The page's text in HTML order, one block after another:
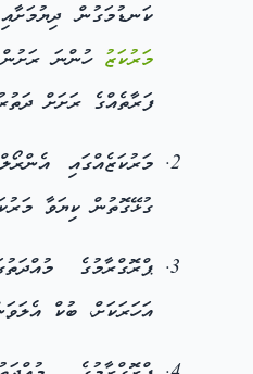
ކަނޑުމަގުން
މަރުކަޒު ހުންނަ
ފަރާތެއްގެ ރަށަށް
މަރުކަޒެއްގައި
ގުޅޭގޮތުން ކިޔަވާ
ޕްރޮގްރާމުގެ
އަހަރަކަށް، ބުކް